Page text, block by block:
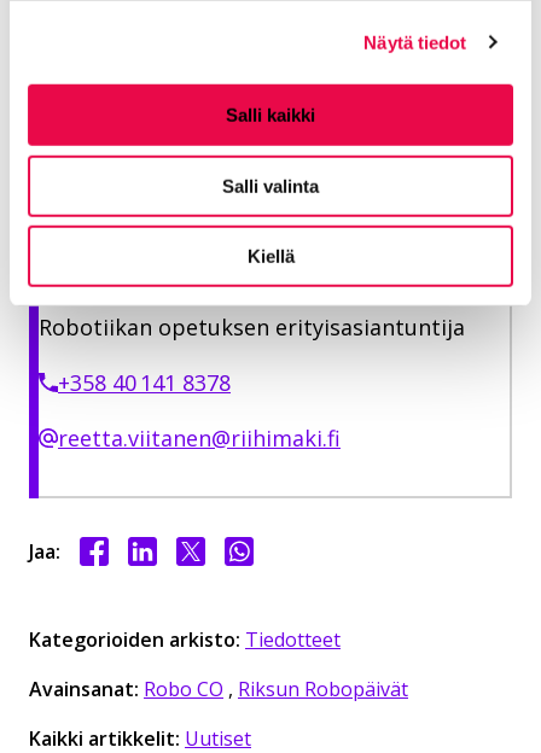
Näytä tiedot
Salli kaikki
Salli valinta
Kiellä
työkavereina -hanke on Euroopan unionin
Löydät lisätietoa Robo CO. -hankkeen sivulta.
Yhteystiedot
Viitanen Reetta
Robotiikan opetuksen erityisasiantuntija
+358 40 141 8378
reetta.viitanen@riihimaki.fi
Jaa: Jaa Facebookissa
Jaa LinkedInissä
Jaa X:ssäJaa WhasAppissa
Kategorioiden arkisto: Tiedotteet
Avainsanat: Robo CO , Riksun Robopäivät
Kaikki artikkelit: Uutiset